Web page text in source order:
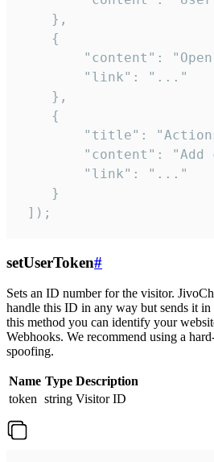
    },
    {
"content":
        "link": "..."
    },
    {
"title":
"content": "Add
        "link": "..."
    }
]);
setUserToken#
Sets an ID number for the visitor.
handle this ID in any way but sends it
this method you can identify your
Webhooks. We recommend using a
spoofing.
Name Type Description
token string Visitor ID